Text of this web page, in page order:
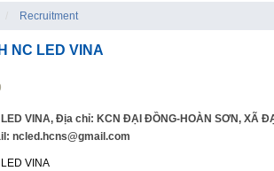
Recruitment
NC LED VINA
LED VINA, Địa chỉ: KCN ĐẠI ĐỒNG-HOÀN SƠN, XÃ
ncled.hcns@gmail.com
VINA